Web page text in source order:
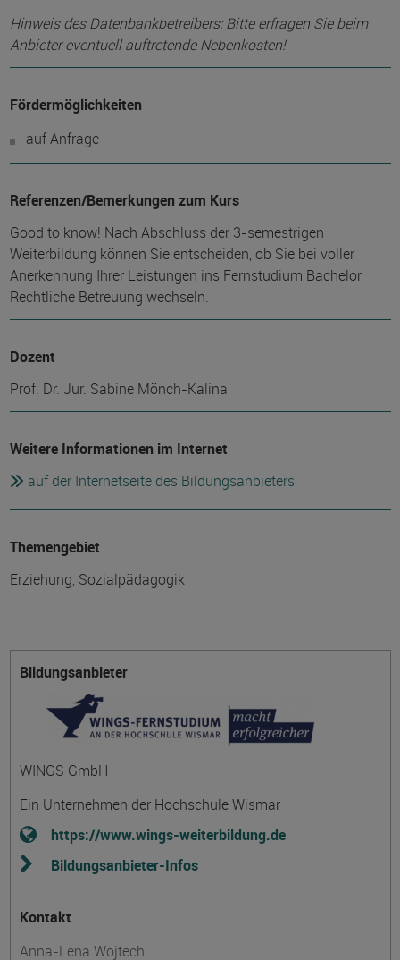
Hinweis des Datenbankbetreibers: Bitte erfragen Sie beim
Anbieter eventuell auftretende Nebenkosten!
Fördermöglichkeiten
auf Anfrage
Referenzen/Bemerkungen zum Kurs
Good to know! Nach Abschluss der 3-semestrigen
Weiterbildung können Sie entscheiden, ob Sie bei voller
Anerkennung Ihrer Leistungen ins Fernstudium Bachelor
Rechtliche Betreuung wechseln.
Dozent
Prof. Dr. Jur. Sabine Mönch-Kalina
Weitere Informationen im Internet
auf der Internetseite des Bildungsanbieters
Themengebiet
Erziehung, Sozialpädagogik
Bildungsanbieter
WINGS GmbH
Ein Unternehmen der Hochschule Wismar
https://www.wings-weiterbildung.de
Bildungsanbieter-Infos
Kontakt
Anna-Lena Wojtech